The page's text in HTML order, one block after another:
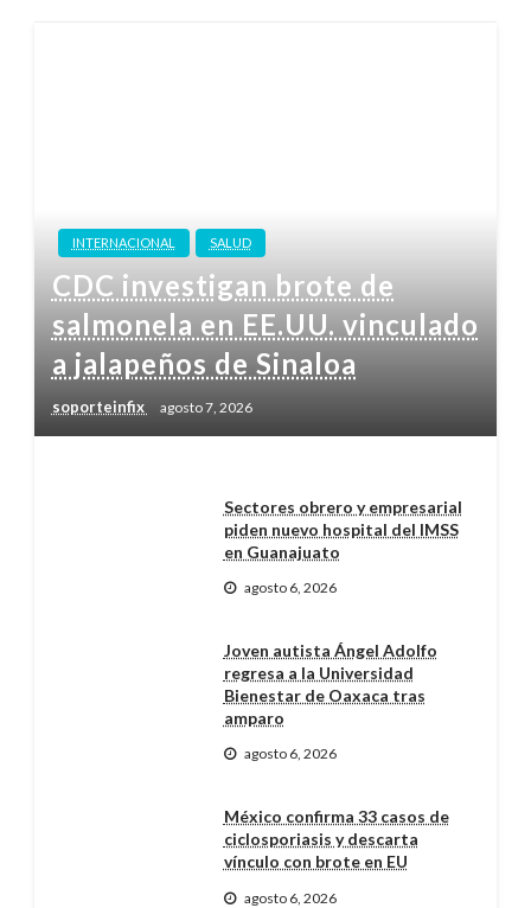
INTERNACIONAL SALUD
CDC investigan brote de
salmonela en EE.UU. vinculado
a jalapeños de Sinaloa
soporteinfix agosto 7, 2026
Sectores obrero y empresarial
piden nuevo hospital del IMSS
en Guanajuato
agosto 6, 2026
Joven autista Ángel Adolfo
regresa a la Universidad
Bienestar de Oaxaca tras
amparo
agosto 6, 2026
México confirma 33 casos de
ciclosporiasis y descarta
vínculo con brote en EU
agosto 6, 2026